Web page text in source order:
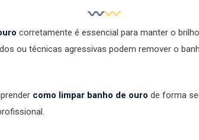
corretamente é essencial para manter o
ou técnicas agressivas podem remover o
como limpar banho de ouro de forma